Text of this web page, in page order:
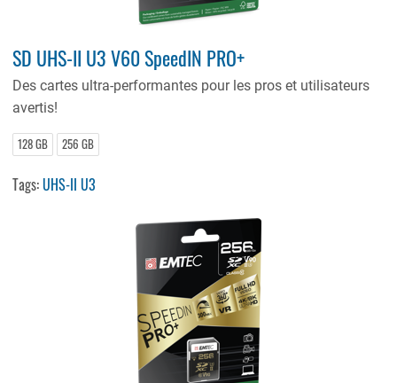
SD UHS-II U3 V60 SpeedIN PRO+
Des cartes ultra-performantes pour les pros et utilisateurs
avertis!
128 GB 256 GB
Tags:UHS-II U3